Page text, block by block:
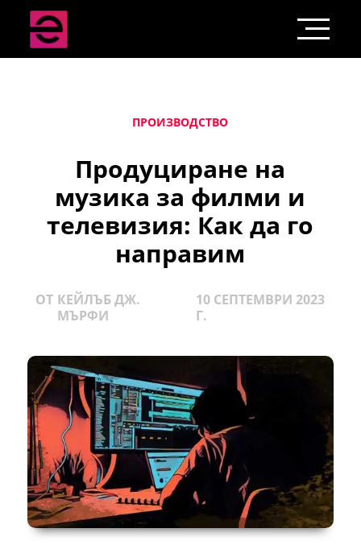
ПРОИЗВОДСТВО
Продуциране на
музика за филми и
телевизия: Как да го
направим
ОТ КЕЙЛЪБ ДЖ.
МЪРФИ
10 СЕПТЕМВРИ 2023
Г.